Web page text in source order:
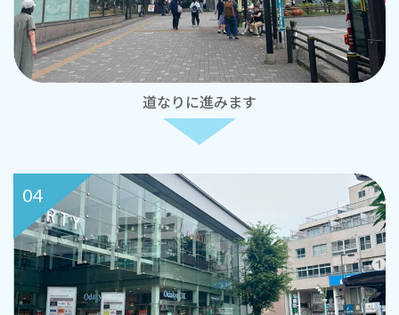
道なりに進みます
04